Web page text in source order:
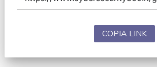
COPIA LINK